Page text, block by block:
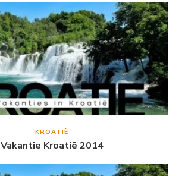
KROATIË
Vakantie Kroatië 2014